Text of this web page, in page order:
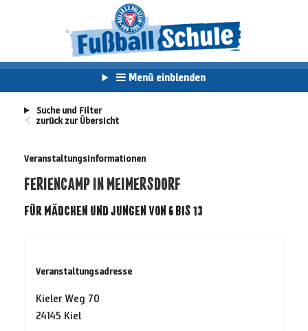
Menü einblenden
Suche und Filter
zurück zur Übersicht
Veranstaltungsinformationen
FERIENCAMP IN MEIMERSDORF
FÜR MÄDCHEN UND JUNGEN VON 6 BIS 13
Veranstaltungsadresse
Kieler Weg 70
24145 Kiel